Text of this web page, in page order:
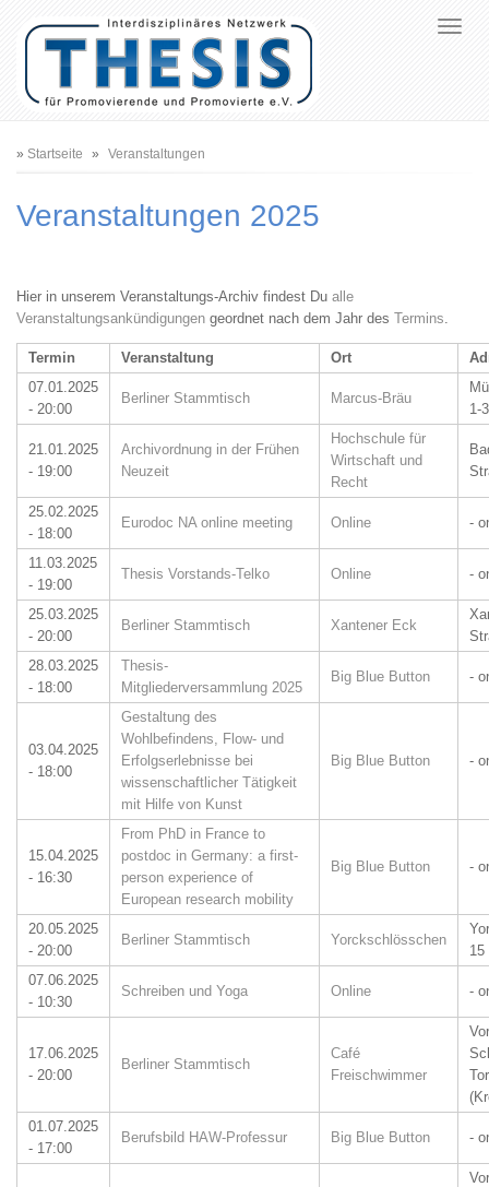
Pfadnavigation
Startseite Veranstaltungen
Veranstaltungen 2025
Hier in unserem Veranstaltungs-Archiv findest Du alle
Veranstaltungsankündigungen geordnet nach dem Jahr des Termins.
Termin Veranstaltung Ort
07.01.2025
- 20:00
Berliner Stammtisch Marcus-Bräu
1-3
21.01.2025
- 19:00
Archivordnung in der Frühen
Neuzeit
Hochschule für
Wirtschaft und
Recht
25.02.2025
- 18:00
Eurodoc NA online meeting Online -
11.03.2025
- 19:00
Thesis Vorstands-Telko Online -
25.03.2025
- 20:00
Berliner Stammtisch Xantener Eck
28.03.2025
- 18:00
Thesis-
Mitgliederversammlung 2025
Big Blue Button -
03.04.2025
- 18:00
Gestaltung des
Wohlbefindens, Flow- und
Erfolgserlebnisse bei
wissenschaftlicher Tätigkeit
mit Hilfe von Kunst
Big Blue Button -
15.04.2025
- 16:30
From PhD in France to
postdoc in Germany: a first-
person experience of
European research mobility
Big Blue Button -
20.05.2025
- 20:00
Berliner Stammtisch Yorckschlösschen
15
07.06.2025
- 10:30
Schreiben und Yoga Online -
17.06.2025
- 20:00
Berliner Stammtisch
Café
Freischwimmer
01.07.2025
- 17:00
Berufsbild HAW-Professur Big Blue Button -